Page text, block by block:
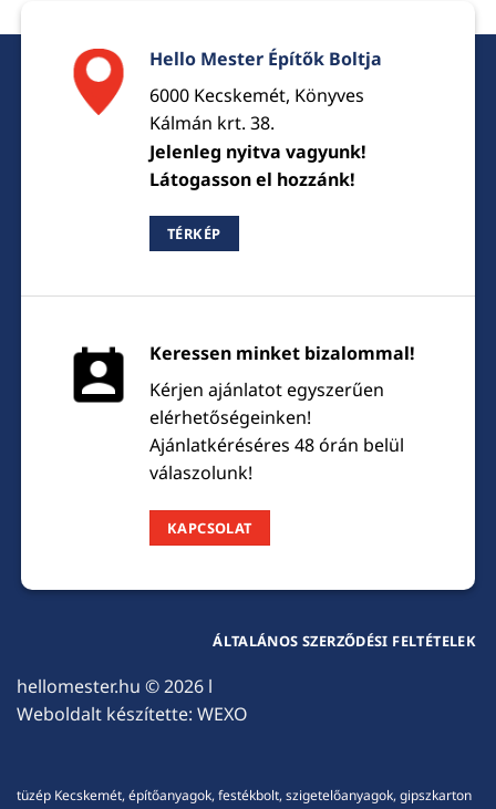
Hello Mester Építők Boltja
6000 Kecskemét, Könyves
Kálmán krt. 38.
Jelenleg nyitva vagyunk!
Látogasson el hozzánk!
TÉRKÉP
Keressen minket bizalommal!
Kérjen ajánlatot egyszerűen
elérhetőségeinken!
Ajánlatkéréséres 48 órán belül
válaszolunk!
KAPCSOLAT
hellomester.hu © 2026 l
Weboldalt készítette: WEXO
ÁLTALÁNOS SZERZŐDÉSI FELTÉTELEK
tüzép Kecskemét, építőanyagok, festékbolt, szigetelőanyagok, gipszkarton